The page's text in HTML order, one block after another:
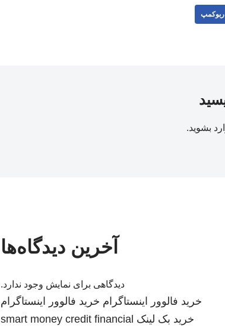
ربوکمپ
بشوید.
آخرین دیدگاه‌ها
دیدگاهی برای نمایش وجود ندارد.
خرید فالوور اینستاگرام خرید فالوور اینستاگرام
خرید بک لینک smart money credit financial